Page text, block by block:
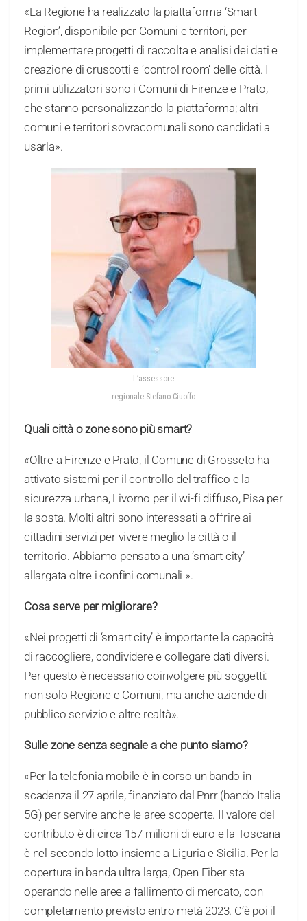
«La Regione ha realizzato la piattaforma ‘Smart
Region’, disponibile per Comuni e territori, per
implementare progetti di raccolta e analisi dei dati e
creazione di cruscotti e ‘control room’ delle città. I
primi utilizzatori sono i Comuni di Firenze e Prato,
che stanno personalizzando la piattaforma; altri
comuni e territori sovracomunali sono candidati a
usarla».
L’assessore
regionale Stefano Ciuoffo
Quali città o zone sono più smart?
«Oltre a Firenze e Prato, il Comune di Grosseto ha
attivato sistemi per il controllo del traffico e la
sicurezza urbana, Livorno per il wi-fi diffuso, Pisa per
la sosta. Molti altri sono interessati a offrire ai
cittadini servizi per vivere meglio la città o il
territorio. Abbiamo pensato a una ‘smart city’
allargata oltre i confini comunali ».
Cosa serve per migliorare?
«Nei progetti di ‘smart city’ è importante la capacità
di raccogliere, condividere e collegare dati diversi.
Per questo è necessario coinvolgere più soggetti:
non solo Regione e Comuni, ma anche aziende di
pubblico servizio e altre realtà».
Sulle zone senza segnale a che punto siamo?
«Per la telefonia mobile è in corso un bando in
scadenza il 27 aprile, finanziato dal Pnrr (bando Italia
5G) per servire anche le aree scoperte. Il valore del
contributo è di circa 157 milioni di euro e la Toscana
è nel secondo lotto insieme a Liguria e Sicilia. Per la
copertura in banda ultra larga, Open Fiber sta
operando nelle aree a fallimento di mercato, con
completamento previsto entro metà 2023. C’è poi il